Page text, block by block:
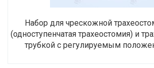
Набор для чрескожной
(одноступенчатая трахеостомия) и
трубкой с регулируемым